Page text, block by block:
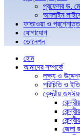
প্রফেসর ড.
অনলাইন
ফাতাওয়া ও
যোগাযোগ
ডোনেশন
হোম
আমাদের সম্পর্কে
লক্ষ্য ও
পরিচিতি ও
কেন্দ্রীয়
জেলা